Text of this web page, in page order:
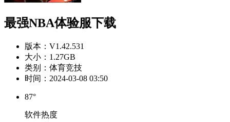
最强NBA体验服下载
版本： V1.42.531
大小： 1.27GB
类别： 体育竞技
时间： 2024-03-08 03:50
87°
软件热度